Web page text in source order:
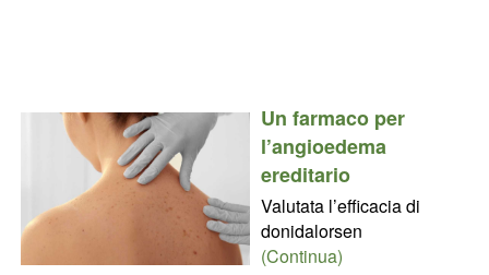
Un farmaco per
l’angioedema
ereditario
Valutata l’efficacia di
donidalorsen
(Continua)